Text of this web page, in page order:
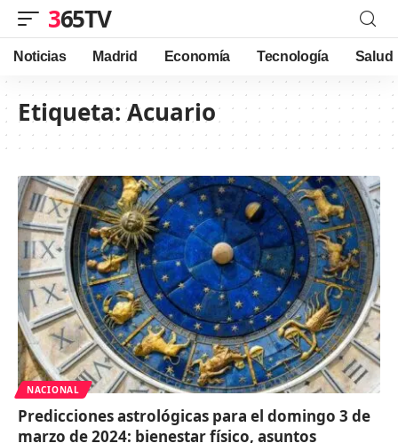
365TV
Noticias Madrid Economía Tecnología Salud
Etiqueta:Acuario
NACIONAL
Predicciones astrológicas para el domingo 3 de
marzo de 2024: bienestar físico, asuntos